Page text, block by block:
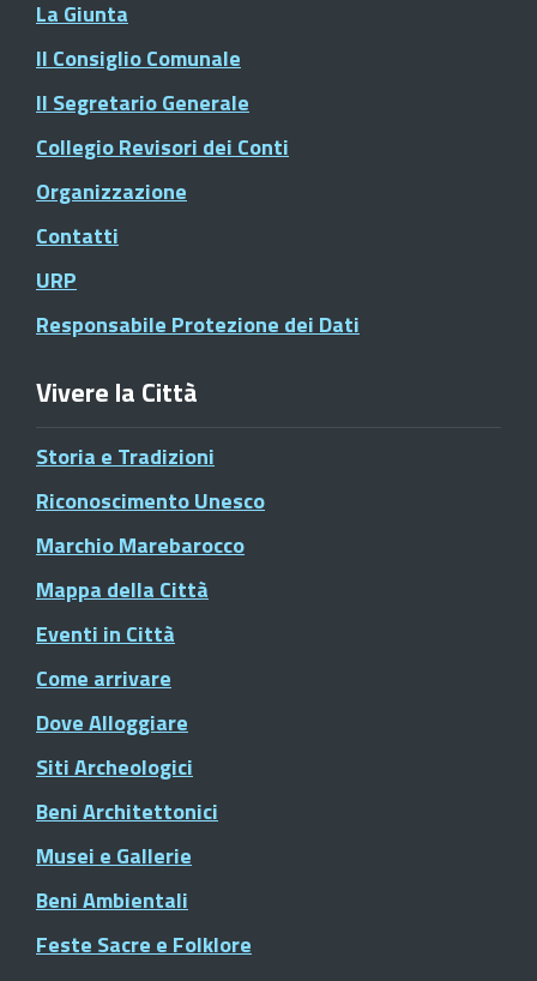
La Giunta
Il Consiglio Comunale
Il Segretario Generale
Collegio Revisori dei Conti
Organizzazione
Contatti
URP
Responsabile Protezione dei Dati
Vivere la Città
Storia e Tradizioni
Riconoscimento Unesco
Marchio Marebarocco
Mappa della Città
Eventi in Città
Come arrivare
Dove Alloggiare
Siti Archeologici
Beni Architettonici
Musei e Gallerie
Beni Ambientali
Feste Sacre e Folklore